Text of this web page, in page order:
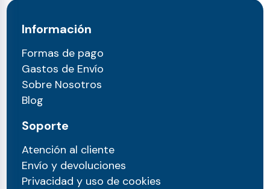
Información
Formas de pago
Gastos de Envío
Sobre Nosotros
Blog
Soporte
Atención al cliente
Envío y devoluciones
Privacidad y uso de cookies